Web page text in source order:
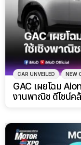
CAR UNVEILED NEW
GAC เผยโฉม
งานพาณิช ดีไซน์ค